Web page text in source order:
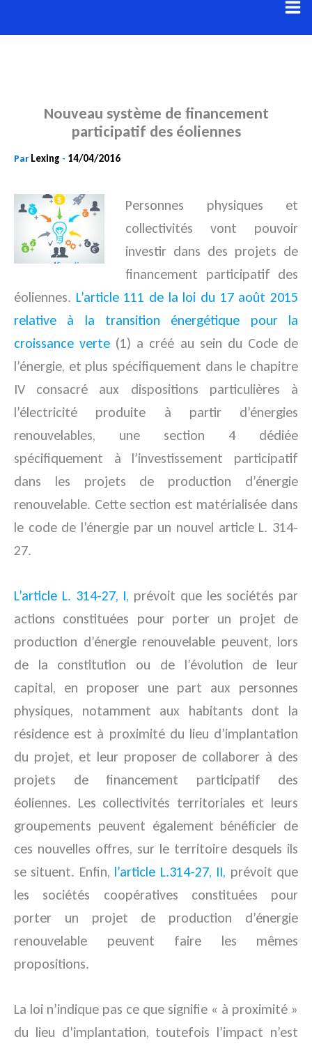
au
Nouveau système de financement
participatif des éoliennes
Par Lexing - 14/04/2016
Personnes physiques et
collectivités vont pouvoir
investir dans des projets de
financement participatif des
éoliennes. L’article 111 de la loi du 17 août 2015
relative à la transition énergétique pour la
croissance verte (1) a créé au sein du Code de
l’énergie, et plus spécifiquement dans le chapitre
IV consacré aux dispositions particulières à
l’électricité produite à partir d’énergies
renouvelables, une section 4 dédiée
spécifiquement à l’investissement participatif
dans les projets de production d’énergie
renouvelable. Cette section est matérialisée dans
le code de l’énergie par un nouvel article L. 314-
27.
L’article L. 314-27, I, prévoit que les sociétés par
actions constituées pour porter un projet de
production d’énergie renouvelable peuvent, lors
de la constitution ou de l’évolution de leur
capital, en proposer une part aux personnes
physiques, notamment aux habitants dont la
résidence est à proximité du lieu d’implantation
du projet, et leur proposer de collaborer à des
projets de financement participatif des
éoliennes. Les collectivités territoriales et leurs
groupements peuvent également bénéficier de
ces nouvelles offres, sur le territoire desquels ils
se situent. Enfin, l’article L.314-27, II, prévoit que
les sociétés coopératives constituées pour
porter un projet de production d’énergie
renouvelable peuvent faire les mêmes
propositions.
La loi n’indique pas ce que signifie « à proximité »
du lieu d’implantation, toutefois l’impact n’est